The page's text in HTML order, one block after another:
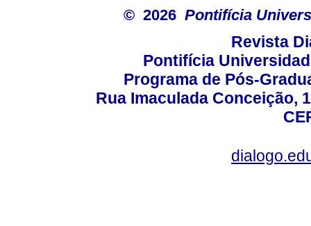
© 2026 Pontifícia
Revista
Pontifícia
Programa de Pós-
Rua Imaculada Conceição,